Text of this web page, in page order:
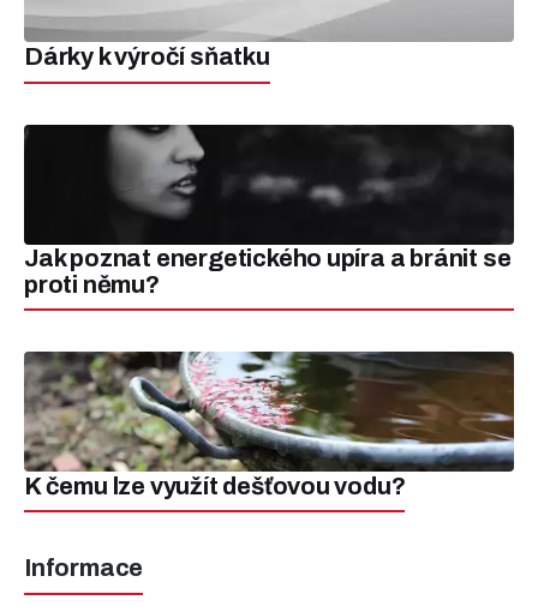
Dárky k výročí sňatku
Jak poznat energetického upíra a bránit se
proti němu?
K čemu lze využít dešťovou vodu?
Informace